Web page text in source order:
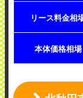
リース料金相
本体価格相場